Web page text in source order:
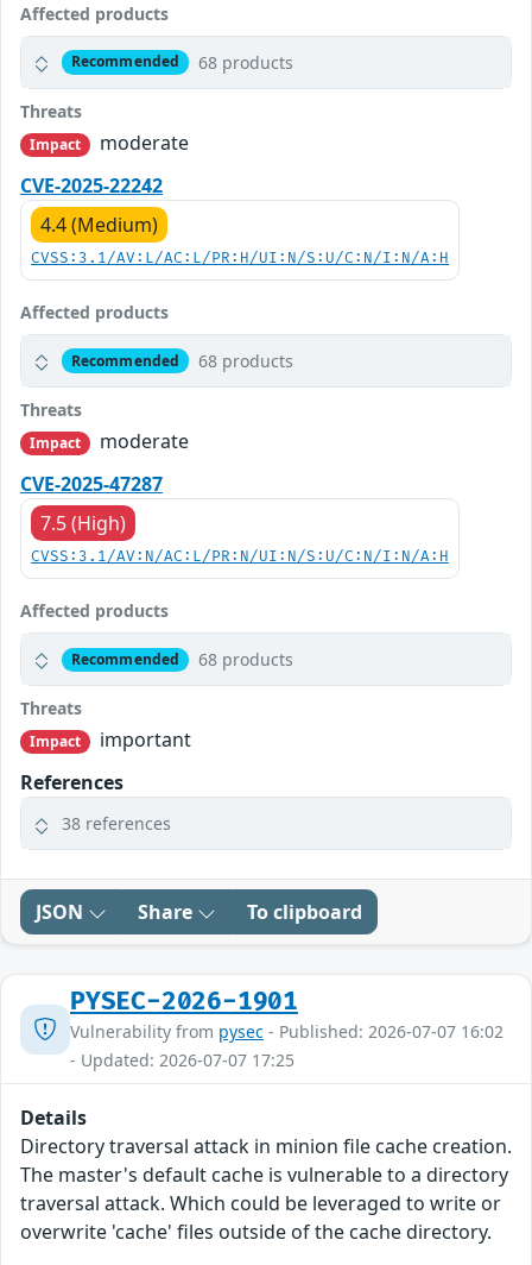
Affected products
Recommended 68 products
Threats
Impact
moderate
CVE-2025-22242
4.4 (Medium)
CVSS:3.1/AV:L/AC:L/PR:H/UI:N/S:U/C:N/I:N/A:H
Affected products
Recommended 68 products
Threats
Impact
moderate
CVE-2025-47287
7.5 (High)
CVSS:3.1/AV:N/AC:L/PR:N/UI:N/S:U/C:N/I:N/A:H
Affected products
Recommended 68 products
Threats
Impact
important
References
38 references
JSON Share To clipboard
PYSEC-2026-1901
Vulnerability from pysec - Published: 2026-07-07 16:02
- Updated: 2026-07-07 17:25
Details
Directory traversal attack in minion file cache creation.
The master's default cache is vulnerable to a directory
traversal attack. Which could be leveraged to write or
overwrite 'cache' files outside of the cache directory.